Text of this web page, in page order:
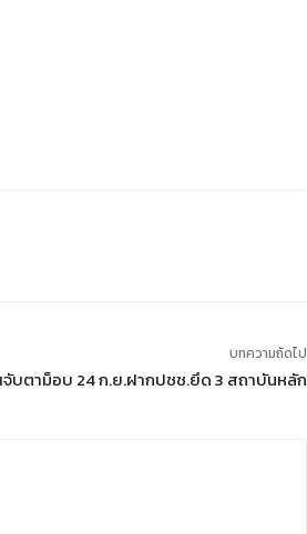
บทความถัดไป
บตาม็อบ 24 ก.ย.ฝากปชช.ยึด 3 สถาบันหลัก